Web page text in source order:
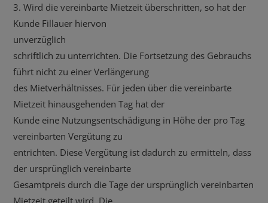
3. Wird die vereinbarte Mietzeit überschritten, so hat der
Kunde Fillauer hiervon
unverzüglich
schriftlich zu unterrichten. Die Fortsetzung des Gebrauchs
führt nicht zu einer Verlängerung
des Mietverhältnisses. Für jeden über die vereinbarte
Mietzeit hinausgehenden Tag hat der
Kunde eine Nutzungsentschädigung in Höhe der pro Tag
vereinbarten Vergütung zu
entrichten. Diese Vergütung ist dadurch zu ermitteln, dass
der ursprünglich vereinbarte
Gesamtpreis durch die Tage der ursprünglich vereinbarten
Mietzeit geteilt wird. Die